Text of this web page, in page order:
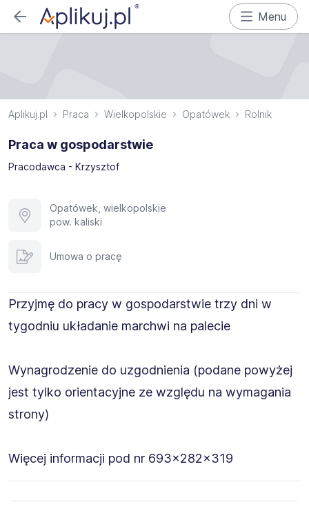
Menu
Aplikuj.pl Praca Wielkopolskie Opatówek Rolnik
Praca w gospodarstwie
Pracodawca - Krzysztof
Opatówek, wielkopolskie
pow. kaliski
Umowa o pracę
Przyjmę do pracy w gospodarstwie trzy dni w
tygodniu układanie marchwi na palecie
Wynagrodzenie do uzgodnienia (podane powyżej
jest tylko orientacyjne ze względu na wymagania
strony)
Więcej informacji pod nr 693x282x319